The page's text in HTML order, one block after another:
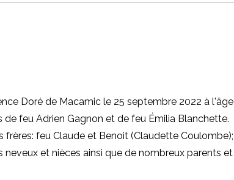
Doré de Macamic le 25 septembre 2022 à l'âge
de feu Adrien Gagnon et de feu Émilia Blanchette.
frères: feu Claude et Benoit (Claudette Coulombe);
neveux et nièces ainsi que de nombreux parents et